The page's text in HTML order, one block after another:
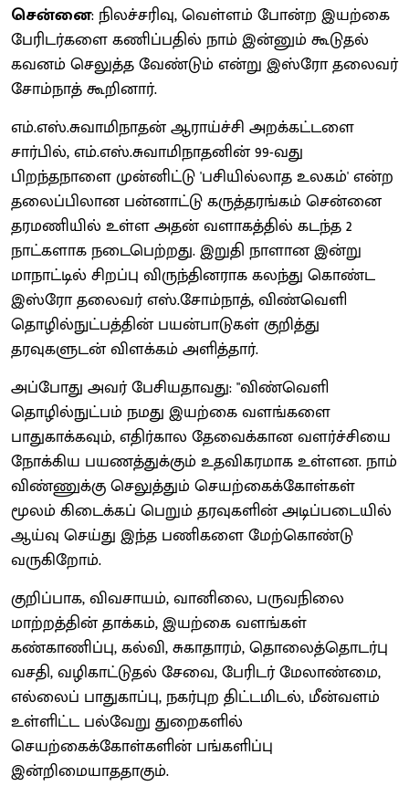
சென்னை: நிலச்சரிவு, வெள்ளம் போன்ற இயற்கை
பேரிடர்களை கணிப்பதில் நாம் இன்னும் கூடுதல்
கவனம் செலுத்த வேண்டும் என்று இஸ்ரோ தலைவர்
சோம்நாத் கூறினார்.
எம்.எஸ்.சுவாமிநாதன் ஆராய்ச்சி அறக்கட்டளை
சார்பில், எம்.எஸ்.சுவாமிநாதனின் 99-வது
பிறந்தநாளை முன்னிட்டு 'பசியில்லாத உலகம்' என்ற
தலைப்பிலான பன்னாட்டு கருத்தரங்கம் சென்னை
தரமணியில் உள்ள அதன் வளாகத்தில் கடந்த 2
நாட்களாக நடைபெற்றது. இறுதி நாளான இன்று
மாநாட்டில் சிறப்பு விருந்தினராக கலந்து கொண்ட
இஸ்ரோ தலைவர் எஸ்.சோம்நாத், விண்வெளி
தொழில்நுட்பத்தின் பயன்பாடுகள் குறித்து
தரவுகளுடன் விளக்கம் அளித்தார்.
அப்போது அவர் பேசியதாவது: "விண்வெளி
தொழில்நுட்பம் நமது இயற்கை வளங்களை
பாதுகாக்கவும், எதிர்கால தேவைக்கான வளர்ச்சியை
நோக்கிய பயணத்துக்கும் உதவிகரமாக உள்ளன. நாம்
விண்ணுக்கு செலுத்தும் செயற்கைக்கோள்கள்
மூலம் கிடைக்கப் பெறும் தரவுகளின் அடிப்படையில்
ஆய்வு செய்து இந்த பணிகளை மேற்கொண்டு
வருகிறோம்.
குறிப்பாக, விவசாயம், வானிலை, பருவநிலை
மாற்றத்தின் தாக்கம், இயற்கை வளங்கள்
கண்காணிப்பு, கல்வி, சுகாதாரம், தொலைத்தொடர்பு
வசதி, வழிகாட்டுதல் சேவை, பேரிடர் மேலாண்மை,
எல்லைப் பாதுகாப்பு, நகர்புற திட்டமிடல், மீன்வளம்
உள்ளிட்ட பல்வேறு துறைகளில்
செயற்கைக்கோள்களின் பங்களிப்பு
இன்றிமையாததாகும்.